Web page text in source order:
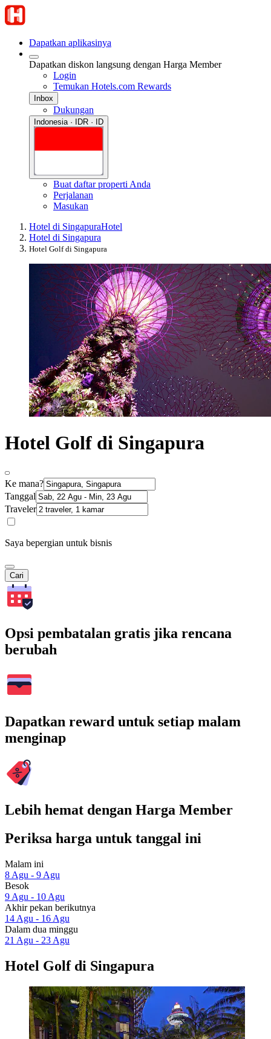
Dapatkan aplikasinya
Dapatkan diskon langsung dengan Harga Member
Login
Temukan Hotels.com Rewards
Inbox
Dukungan
Indonesia · IDR · ID
Buat daftar properti Anda
Perjalanan
Masukan
Hotel di SingapuraHotel
Hotel di Singapura
Hotel Golf di Singapura
Hotel Golf di Singapura
Ke mana?
Tanggal
Traveler
Saya bepergian untuk bisnis
Cari
Opsi pembatalan gratis jika rencana
berubah
Dapatkan reward untuk setiap malam
menginap
Lebih hemat dengan Harga Member
Periksa harga untuk tanggal ini
Malam ini
8 Agu - 9 Agu
Besok
9 Agu - 10 Agu
Akhir pekan berikutnya
14 Agu - 16 Agu
Dalam dua minggu
21 Agu - 23 Agu
Hotel Golf di Singapura